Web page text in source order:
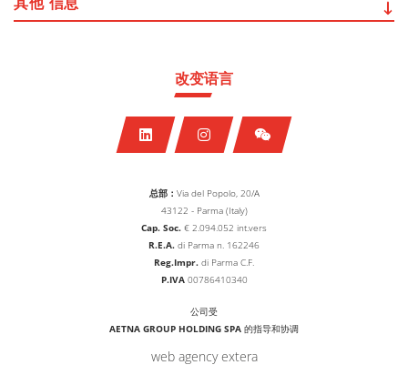
总部： Via del Popolo, 20/A
43122 - Parma (Italy)
Cap. Soc. € 2.094.052 int.vers
R.E.A. di Parma n. 162246
Reg.Impr. di Parma C.F.
P.IVA00786410340
公司受
AETNA GROUP HOLDING SPA 的指导和协调
web agency extera
改变语言